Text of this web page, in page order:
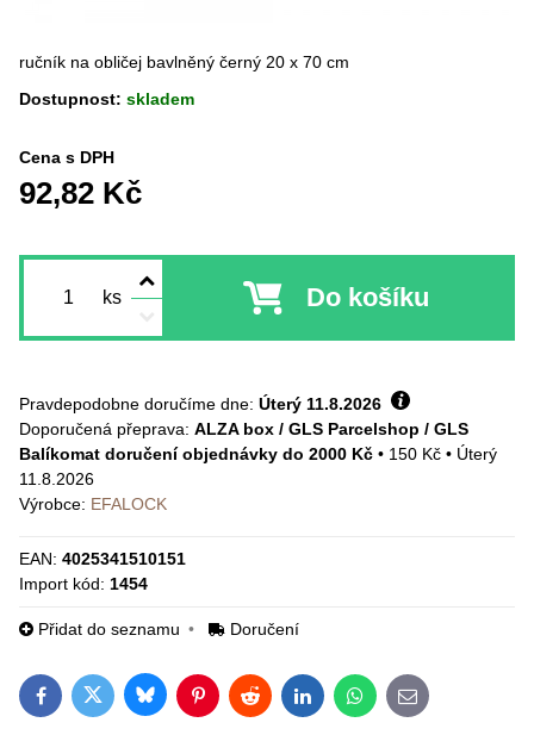
ručník na obličej bavlněný černý 20 x 70 cm
Dostupnost: skladem
Cena s DPH
92,82 Kč
ks Do košíku
Pravdepodobne doručíme dne: Úterý 11.8.2026
ALZA box / GLS Parcelshop / GLS
Balíkomat doručení objednávky do 2000 Kč • 150 Kč • Úterý
11.8.2026
Výrobce: EFALOCK
EAN: 4025341510151
Import kód: 1454
Přidat do seznamu Doručení
FacebookTwitterBlueskyPinterestRedditLinkedInWhatsApp
E-mail